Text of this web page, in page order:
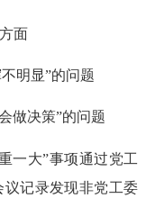
面
明显”的问题
做决策”的问题
大”事项通过党工
记录发现非党工委